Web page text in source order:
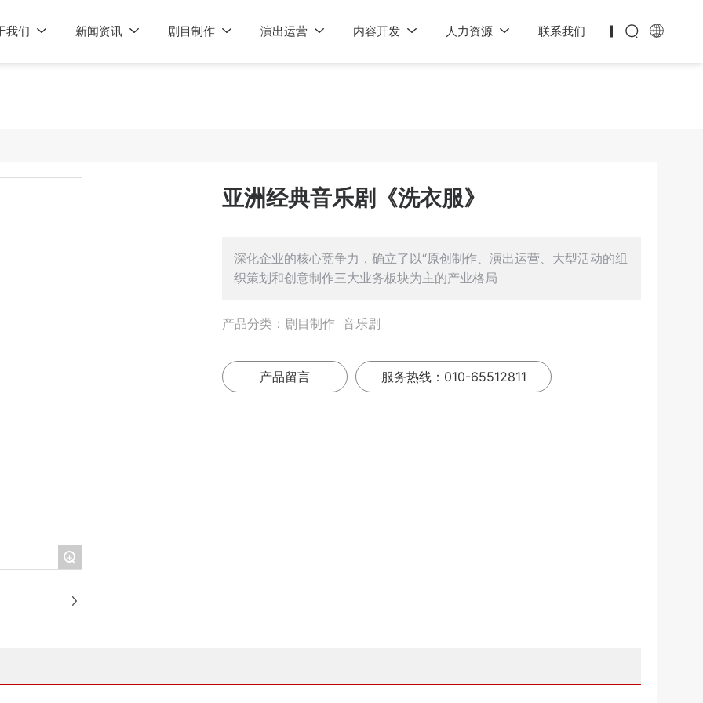
我们 新闻资讯 剧目制作 演出运营 内容开发 人力资源 联系我们
+
亚洲经典音乐剧《洗衣服》
深化企业的核心竞争力，确立了以“原创制作、演出运营、大型活动的组
织策划和创意制作三大业务板块为主的产业格局
产品分类： 剧目制作 音乐剧
产品留言 服务热线：010-65512811